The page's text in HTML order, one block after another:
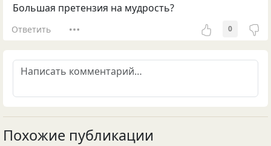
Большая претензия на мудрость?
Ответить 0
Похожие публикации